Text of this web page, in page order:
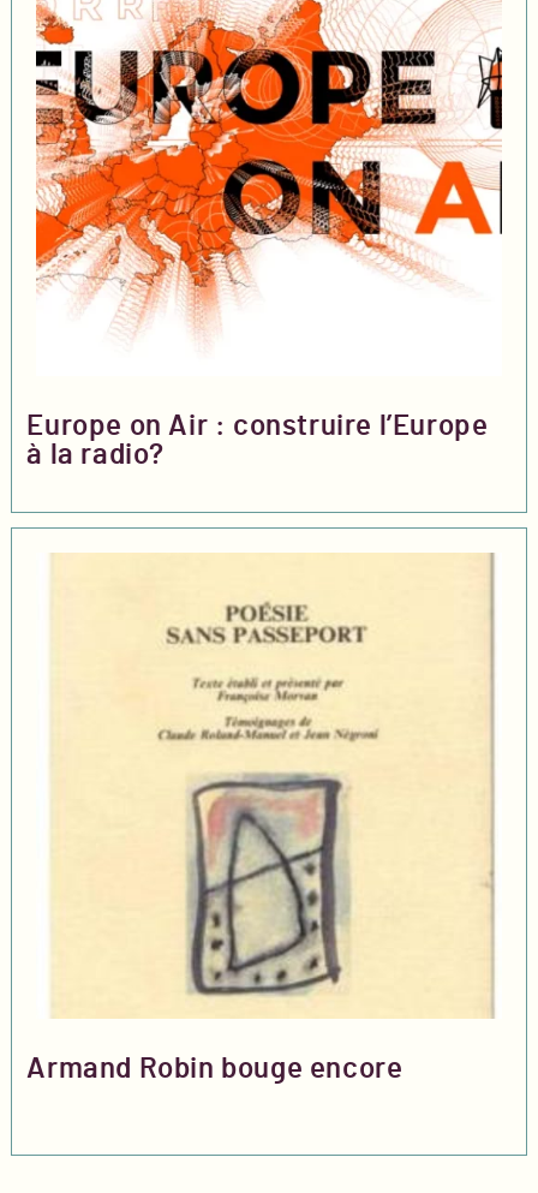
Europe on Air : construire l’Europe
à la radio?
Armand Robin bouge encore